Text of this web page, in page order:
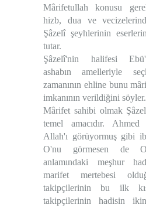
İbn Ataullah
Mârifetullah konusu
hizb, dua ve
Şâzelî şeyhlerinin
tutar.
Şâzelî'nin halifesi
ashabın amelleriyle
zamanının ehline bunu
imkanının verildiğini söyler.
Mârifet sahibi olmak
temel amacıdır.
Allah'ı görüyormuş gibi
O'nu görmesen de
anlamındaki meşhur
marifet mertebesi
takipçilerinin bu ilk
takipçilerinin hadisin